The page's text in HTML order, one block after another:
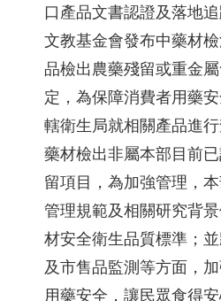
口產品文書認證及落地
文教基金會發布中藥材
品檢出農藥殘留或重金
定，為保障消費者用藥
轄衛生局就相關產品進
藥材檢出非屬本部目前
留項目，為加強管理，
管理規範及相關研究背
材安全衛生品質標準；
及市售品監測等方面，
用藥安全，讓民眾食得安